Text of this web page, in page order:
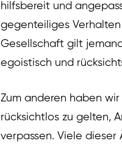
hilfsbereit und
gegenteiliges
Gesellschaft gilt
egoistisch und
Zum anderen haben
rücksichtlos zu gelten,
verpassen. Viele